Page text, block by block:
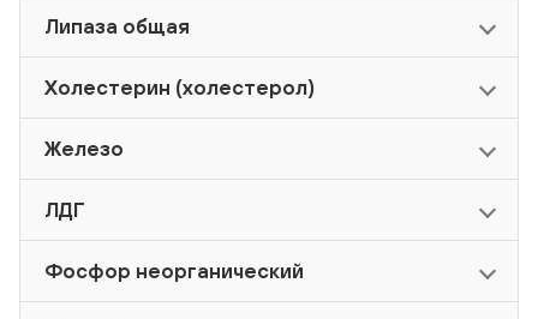
Липаза общая
Холестерин (холестерол)
Железо
ЛДГ
Фосфор неорганический